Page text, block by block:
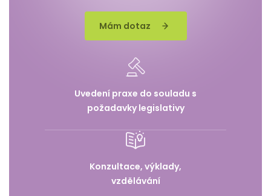
Mám dotaz
Uvedení praxe do souladu s
požadavky legislativy
Konzultace, výklady,
vzdělávání